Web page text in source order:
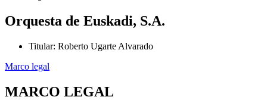
Orquesta de Euskadi, S.A.
Titular: Roberto Ugarte Alvarado
Marco legal
MARCO LEGAL